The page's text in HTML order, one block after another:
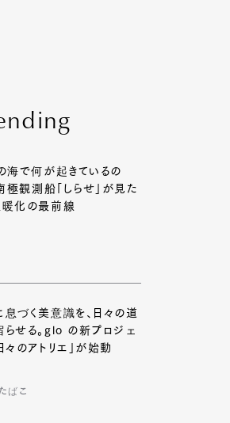
海で何が起きているの
極観測船「しらせ」が見た
化の最前線
息づく美意識を、日々の道
らせる。glo の新プロジェ
々のアトリエ」が始動
ばこ